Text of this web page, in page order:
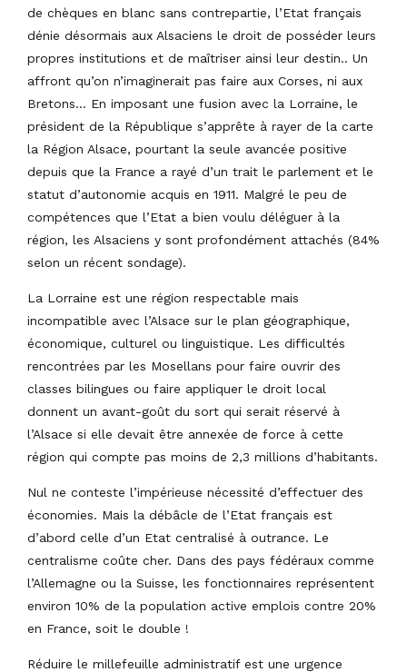
de chèques en blanc sans contrepartie, l’Etat français
dénie désormais aux Alsaciens le droit de posséder leurs
propres institutions et de maîtriser ainsi leur destin.. Un
affront qu’on n’imaginerait pas faire aux Corses, ni aux
Bretons… En imposant une fusion avec la Lorraine, le
président de la République s’apprête à rayer de la carte
la Région Alsace, pourtant la seule avancée positive
depuis que la France a rayé d’un trait le parlement et le
statut d’autonomie acquis en 1911. Malgré le peu de
compétences que l’Etat a bien voulu déléguer à la
région, les Alsaciens y sont profondément attachés (84%
selon un récent sondage).
La Lorraine est une région respectable mais
incompatible avec l’Alsace sur le plan géographique,
économique, culturel ou linguistique. Les difficultés
rencontrées par les Mosellans pour faire ouvrir des
classes bilingues ou faire appliquer le droit local
donnent un avant-goût du sort qui serait réservé à
l’Alsace si elle devait être annexée de force à cette
région qui compte pas moins de 2,3 millions d’habitants.
Nul ne conteste l’impérieuse nécessité d’effectuer des
économies. Mais la débâcle de l’Etat français est
d’abord celle d’un Etat centralisé à outrance. Le
centralisme coûte cher. Dans des pays fédéraux comme
l’Allemagne ou la Suisse, les fonctionnaires représentent
environ 10% de la population active emplois contre 20%
en France, soit le double !
Réduire le millefeuille administratif est une urgence